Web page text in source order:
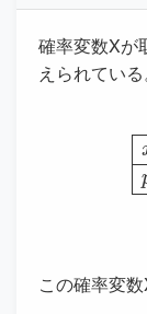
確率変数Xが
えられている
この確率変数